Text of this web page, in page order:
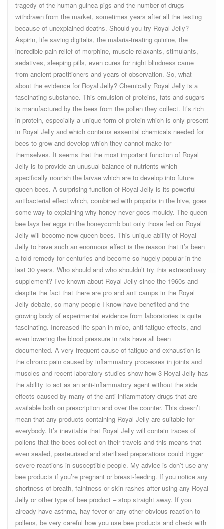
tragedy of the human guinea pigs and the number of drugs
withdrawn from the market, sometimes years after all the testing
because of unexplained deaths. Should you try Royal Jelly?
Aspirin, life saving digitalis, the malaria-treating quinine, the
incredible pain relief of morphine, muscle relaxants, stimulants,
sedatives, sleeping pills, even cures for night blindness came
from ancient practitioners and years of observation. So, what
about the evidence for Royal Jelly? Chemically Royal Jelly is a
fascinating substance. This emulsion of proteins, fats and sugars
is manufactured by the bees from the pollen they collect. It’s rich
in protein, especially a unique form of protein which is only present
in Royal Jelly and which contains essential chemicals needed for
bees to grow and develop which they cannot make for
themselves. It seems that the most important function of Royal
Jelly is to provide an unusual balance of nutrients which
specifically nourish the larvae which are to develop into future
queen bees. A surprising function of Royal Jelly is its powerful
antibacterial effect which, combined with propolis in the hive, goes
some way to explaining why honey never goes mouldy. The queen
bee lays her eggs in the honeycomb but only those fed on Royal
Jelly will become new queen bees. This unique ability of Royal
Jelly to have such an enormous effect is the reason that it’s been
a fold remedy for centuries and become so hugely popular in the
last 30 years. Who should and who shouldn’t try this extraordinary
supplement? I’ve known about Royal Jelly since the 1960s and
despite the fact that there are pro and anti camps in the Royal
Jelly debate, so many people I know have benefited and the
growing body of experimental evidence from laboratories is quite
fascinating. Increased life span in mice, anti-fatigue effects, and
even lowering the blood pressure in rats have all been
documented. A very frequent cause of fatigue and exhaustion is
the chronic pain caused by inflammatory processes in joints and
muscles and recent laboratory studies show how 3 Royal Jelly has
the ability to act as an anti-inflammatory agent without the side
effects caused by many of the anti-inflammatory drugs that are
available both on prescription and over the counter. This doesn’t
mean that any products containing Royal Jelly are suitable for
everybody. It’s inevitable that Royal Jelly will contain traces of
pollens that the bees collect on their travels and this means that
even sealed, pasteurised and sterilised preparations could trigger
severe reactions in susceptible people. My advice is don’t use any
bee products if you’re pregnant or breast-feeding. If you notice any
shortness of breath, faintness or skin rashes after using any Royal
Jelly or other type of bee product – stop straight away. If you
already have asthma, hay fever or any other obvious reaction to
pollens, be very careful how you use bee products and check with